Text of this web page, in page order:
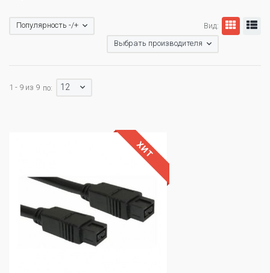
Вид:
Популярность -/+
Выбрать производителя
1 - 9 из 9 по: 12
ХИТ